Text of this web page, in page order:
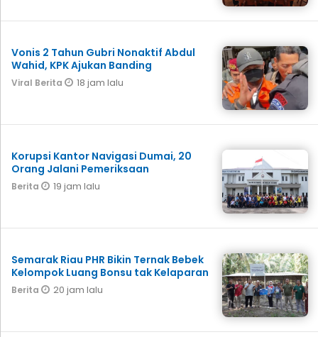
Vonis 2 Tahun Gubri Nonaktif Abdul
Wahid, KPK Ajukan Banding
Viral Berita 18 jam lalu
Korupsi Kantor Navigasi Dumai, 20
Orang Jalani Pemeriksaan
Berita 19 jam lalu
Semarak Riau PHR Bikin Ternak Bebek
Kelompok Luang Bonsu tak Kelaparan
Berita 20 jam lalu